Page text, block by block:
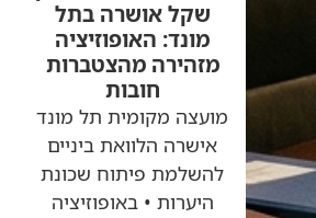
שקל אושרה בתל
מונד: האופוזיציה
מזהירה מהצטברות
חובות
מועצה מקומית תל מונד
אישרה הלוואת ביניים
להשלמת פיתוח שכונת
היערות • באופוזיציה